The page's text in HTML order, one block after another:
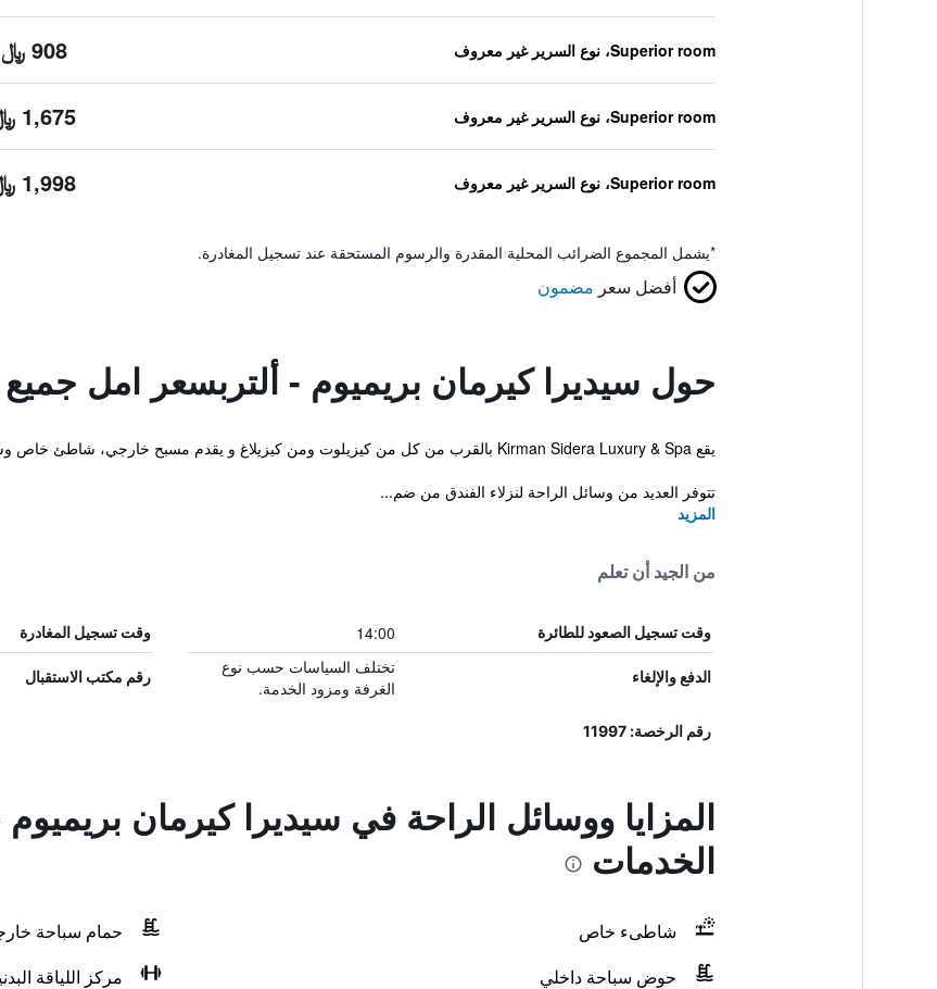
Superior room، نوع السرير غير معروف 908 ﷼
Superior room، نوع السرير غير معروف 1,675 ﷼
Superior room، نوع السرير غير معروف 1,998 ﷼
*يشمل المجموع الضرائب المحلية المقدرة والرسوم المستحقة عند تسجيل المغادرة.
أفضل سعر مضمون
حول سيديرا كيرمان بريميوم - ألتربسعر امل
يقع Kirman Sidera Luxury & Spa بالقرب من كل من كيزيلوت ومن كيزيلاغ و يقدم مسبح خارجي، شاطئ خاص وسونا. يوفر الفندق إقامة ذات 5 نجوم وغرفاً مكيفة.
تتوفر العديد من وسائل الراحة لنزلاء الفندق من ضم...
المزيد
من الجيد أن تعلم
وقت تسجيل الصعود للطائرة 14:00 وقت تسجيل المغادرة
الدفع والإلغاء
تختلف السياسات حسب نوع
الغرفة ومزود الخدمة.
رقم مكتب الاستقبال
رقم الرخصة: 11997
المزايا ووسائل الراحة في سيديرا كيرمان
الخدمات
شاطىء خاص
حمام سباحة
حوض سباحة داخلي
مركز اللياقة